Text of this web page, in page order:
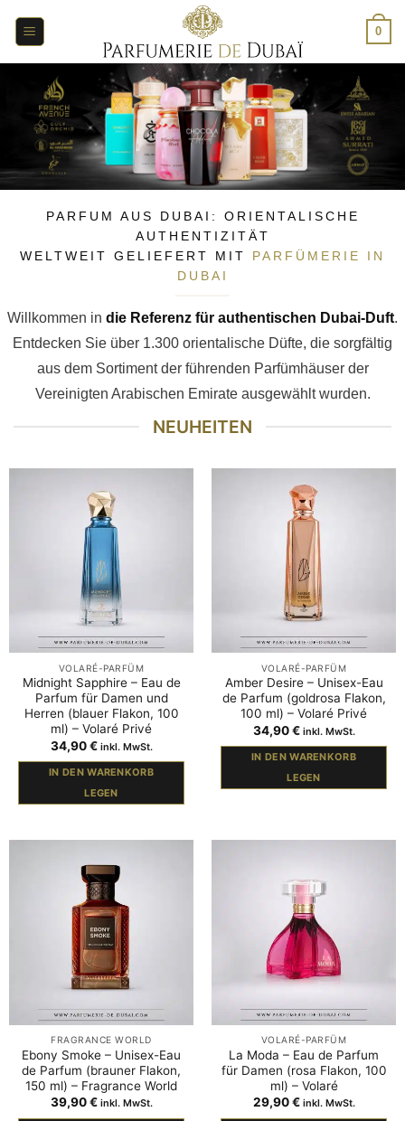
Inhalt
0
PARFUM AUS DUBAI: ORIENTALISCHE
AUTHENTIZITÄT
WELTWEIT GELIEFERT MIT PARFÜMERIE IN
DUBAI
Willkommen in die Referenz für authentischen Dubai-Duft.
Entdecken Sie über 1.300 orientalische Düfte, die sorgfältig
aus dem Sortiment der führenden Parfümhäuser der
Vereinigten Arabischen Emirate ausgewählt wurden.
NEUHEITEN
VOLARÉ-PARFÜM
Midnight Sapphire – Eau de
Parfum für Damen und
Herren (blauer Flakon, 100
ml) – Volaré Privé
34,90€ inkl. MwSt.
IN DEN WARENKORB
LEGEN
VOLARÉ-PARFÜM
Amber Desire – Unisex-Eau
de Parfum (goldrosa Flakon,
100 ml) – Volaré Privé
34,90€ inkl. MwSt.
IN DEN WARENKORB
LEGEN
FRAGRANCE WORLD
Ebony Smoke – Unisex-Eau
de Parfum (brauner Flakon,
150 ml) – Fragrance World
39,90€ inkl. MwSt.
VOLARÉ-PARFÜM
La Moda – Eau de Parfum
für Damen (rosa Flakon, 100
ml) – Volaré
29,90€ inkl. MwSt.